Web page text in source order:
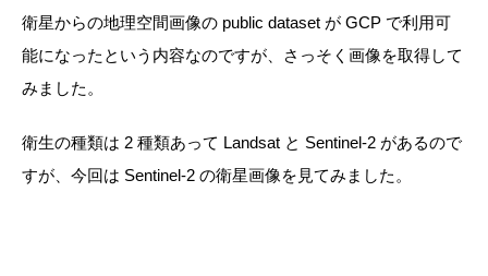
衛星からの地理空間画像の public dataset が GCP で利用可
能になったという内容なのですが、さっそく画像を取得して
みました。
衛生の種類は 2 種類あって Landsat と Sentinel-2 があるので
すが、今回は Sentinel-2 の衛星画像を見てみました。